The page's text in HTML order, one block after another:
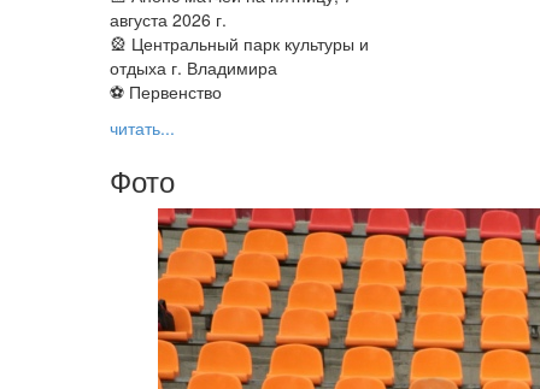
августа 2026 г.
🎡 Центральный парк культуры и
отдыха г. Владимира
⚽ Первенство
читать...
Фото